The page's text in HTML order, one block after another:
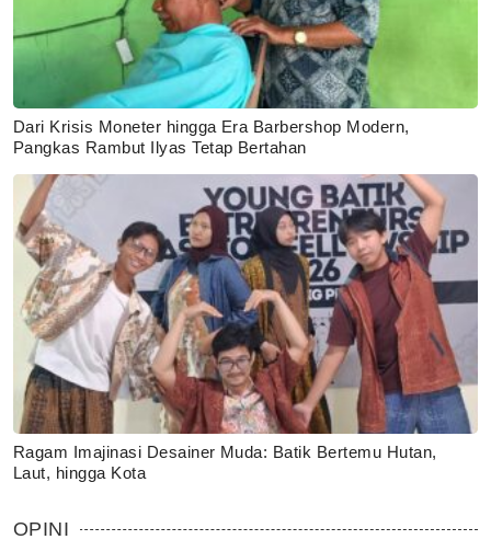
Dari Krisis Moneter hingga Era Barbershop Modern,
Pangkas Rambut Ilyas Tetap Bertahan
Ragam Imajinasi Desainer Muda: Batik Bertemu Hutan,
Laut, hingga Kota
OPINI